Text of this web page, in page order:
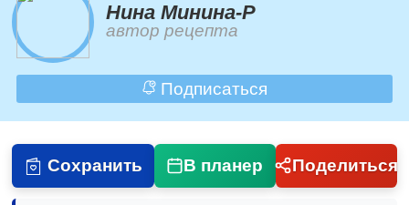
Нина Минина-Р
автор рецепта
Подписаться
Сохранить В планер Поделиться